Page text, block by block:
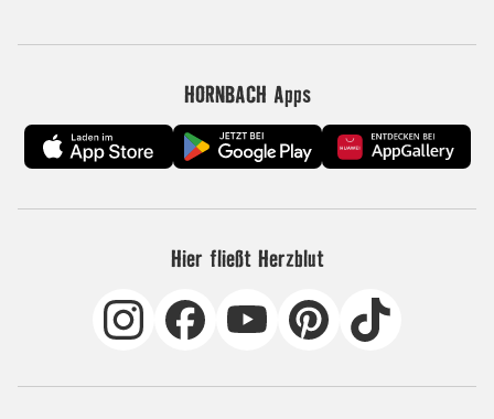
HORNBACH Apps
Hier fließt Herzblut